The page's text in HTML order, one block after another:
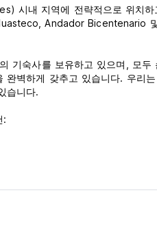
시내 지역에 전략적으로 위치
Andador Bicentenario
기숙사를 보유하고 있으며, 모
완벽하게 갖추고 있습니다. 우리
습니다.
: